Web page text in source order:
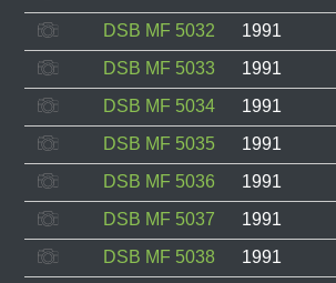
DSB MF 5032
1991
DSB MF 5033
1991
DSB MF 5034
1991
DSB MF 5035
1991
DSB MF 5036
1991
DSB MF 5037
1991
DSB MF 5038
1991